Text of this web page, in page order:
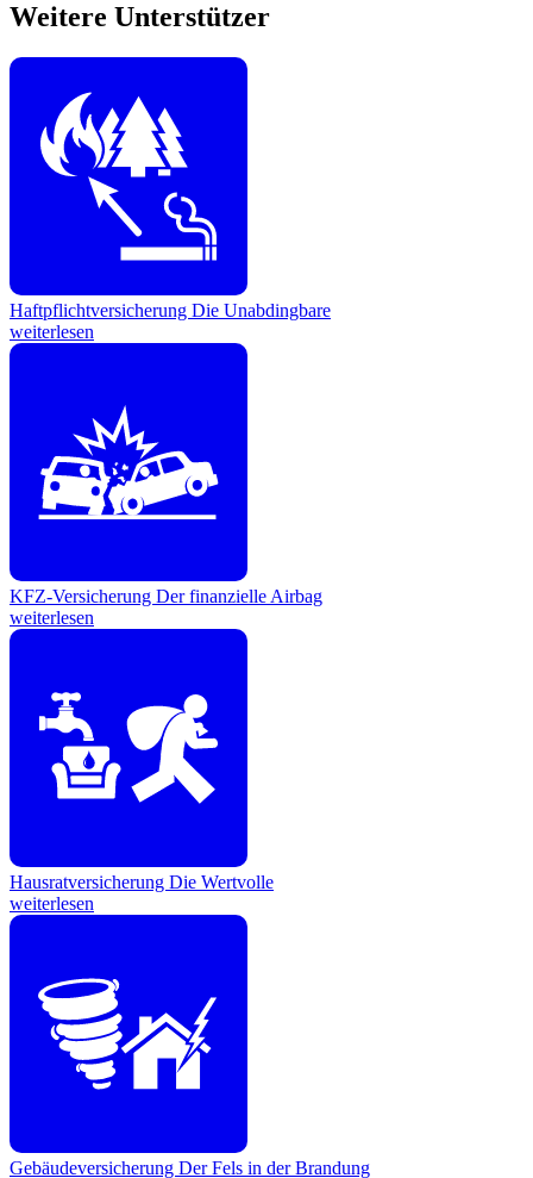
Weitere Unterstützer
Haftpflichtversicherung Die Unabdingbare
weiterlesen
KFZ-Versicherung Der finanzielle Airbag
weiterlesen
Hausratversicherung Die Wertvolle
weiterlesen
Gebäudeversicherung Der Fels in der Brandung